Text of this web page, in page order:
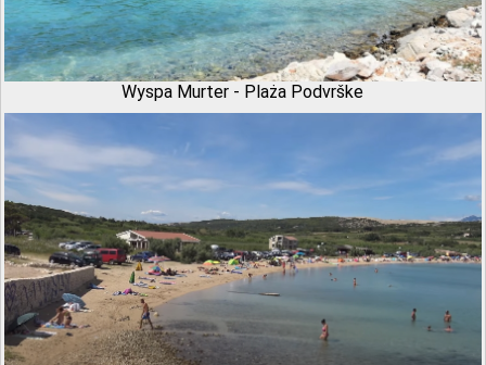
Wyspa Murter - Plaża Podvrške